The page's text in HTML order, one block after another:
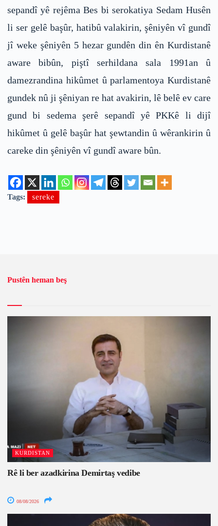
sepandî yê rejêma Bes bi serokatiya Sedam Husên
li ser gelê başûr, hatibû valakirin, şêniyên vî gundî
jî weke şêniyên 5 hezar gundên din ên Kurdistanê
aware bibûn, piştî serhildana sala 1991an û
damezrandina hikûmet û parlamentoya Kurdistanê
gundek nû ji şêniyan re hat avakirin, lê belê ev care
gund bi sedema şerê sepandî yê PKKê li dijî
hikûmet û gelê başûr hat şewtandin û wêrankirin û
careke din şêniyên vî gundî aware bûn.
Tags: sereke
Pustên heman beş
KURDISTAN
Rê li ber azadkirina Demirtaş vedibe
08/08/2026